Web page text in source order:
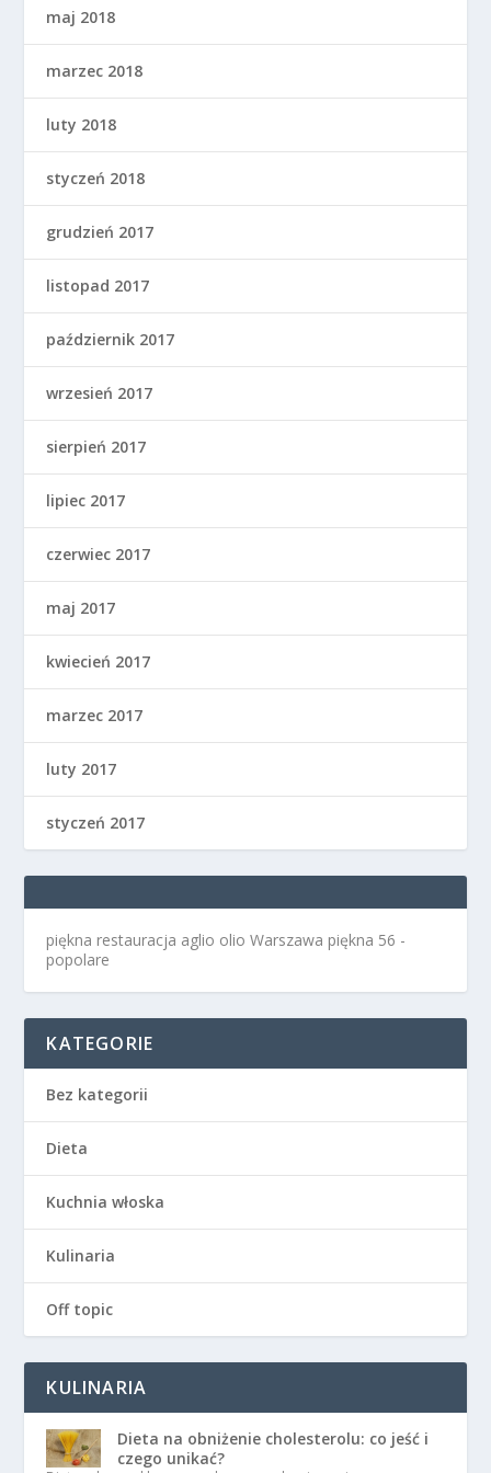
maj 2018
marzec 2018
luty 2018
styczeń 2018
grudzień 2017
listopad 2017
październik 2017
wrzesień 2017
sierpień 2017
lipiec 2017
czerwiec 2017
maj 2017
kwiecień 2017
marzec 2017
luty 2017
styczeń 2017
piękna restauracja aglio olio Warszawa piękna 56 -
popolare
KATEGORIE
Bez kategorii
Dieta
Kuchnia włoska
Kulinaria
Off topic
KULINARIA
Dieta na obniżenie cholesterolu: co jeść i
czego unikać?